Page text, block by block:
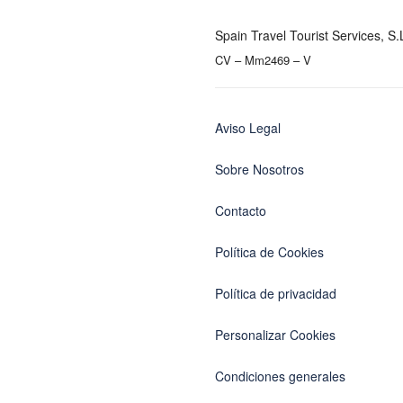
Spain Travel Tourist Services,
CV – Mm2469 – V
Aviso Legal
Sobre Nosotros
Contacto
Política de Cookies
Política de privacidad
Personalizar Cookies
Condiciones generales